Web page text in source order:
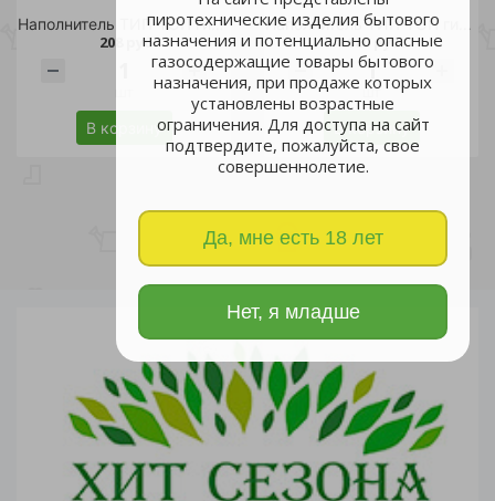
пиротехнические изделия бытового
назначения и потенциально опасные
газосодержащие товары бытового
назначения, при продаже которых
установлены возрастные
ограничения. Для доступа на сайт
подтвердите, пожалуйста, свое
совершеннолетие.
Да, мне есть 18 лет
Нет, я младше
Наполнитель ТИП-ТОП гигиенический для длинношерстных 7л/4
208 руб.
В корзину
180 руб.
шт
В корзину